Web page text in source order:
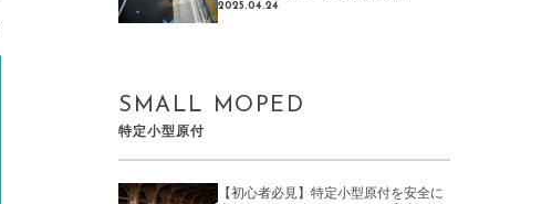
2025.04.24
SMALL MOPED
特定小型原付
【初心者必見】特定小型原付を安全に